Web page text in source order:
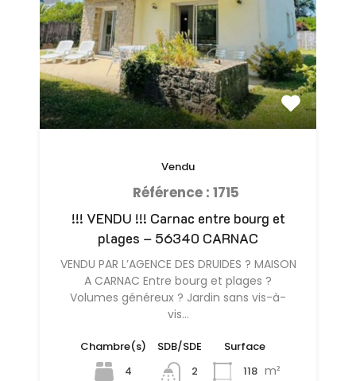
!!! VENDU !!! Carnac entre bourg et
plages – 56340 CARNAC
VENDU PAR L’AGENCE DES DRUIDES ? MAISON
A CARNAC Entre bourg et plages ?
Volumes généreux ? Jardin sans vis-à-
vis…
Chambre(s)
4
SDB/SDE
2
Surface
118 m²
Vendu
Référence : 1715